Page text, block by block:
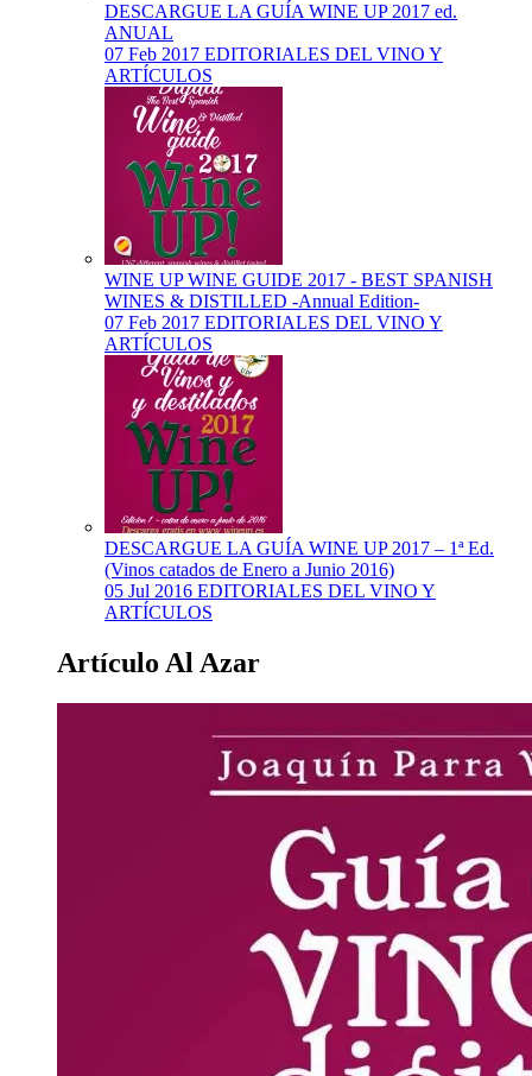
DESCARGUE LA GUÍA WINE UP 2017 ed.
ANUAL
07 Feb 2017 EDITORIALES DEL VINO Y
ARTÍCULOS
WINE UP WINE GUIDE 2017 - BEST SPANISH
WINES & DISTILLED -Annual Edition-
07 Feb 2017 EDITORIALES DEL VINO Y
ARTÍCULOS
DESCARGUE LA GUÍA WINE UP 2017 – 1ª Ed.
(Vinos catados de Enero a Junio 2016)
05 Jul 2016 EDITORIALES DEL VINO Y
ARTÍCULOS
Artículo Al Azar